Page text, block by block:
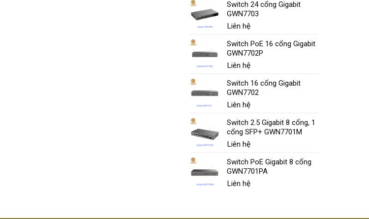
Switch 24 cổng Gigabit
GWN7703
Liên hệ
Switch PoE 16 cổng Gigabit
GWN7702P
Liên hệ
Switch 16 cổng Gigabit
GWN7702
Liên hệ
Switch 2.5 Gigabit 8 cổng, 1
cổng SFP+ GWN7701M
Liên hệ
Switch PoE Gigabit 8 cổng
GWN7701PA
Liên hệ